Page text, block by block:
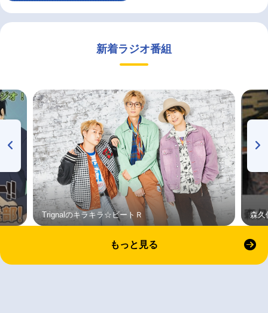
新着ラジオ番組
Trignalのキラキラ☆ビートＲ 森久
もっと見る